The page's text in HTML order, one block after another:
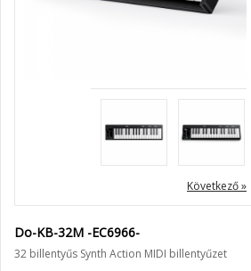
Következő »
Do-KB-32M -EC6966-
32 billentyűs Synth Action MIDI billentyűzet